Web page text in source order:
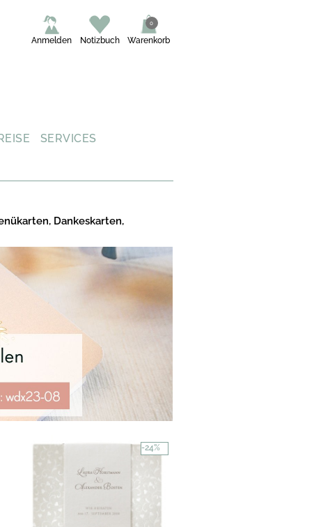
Warenkorb
0
Notizbuch
Anmelden
SERVICES
Dankeskarten,
-24%